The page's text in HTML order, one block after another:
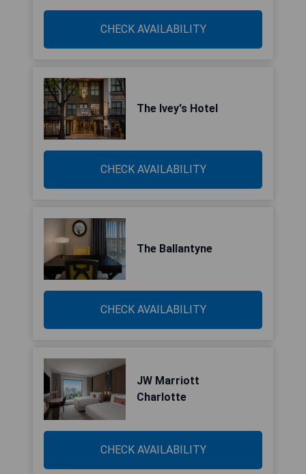
CHECK AVAILABILITY
The Ivey's Hotel
CHECK AVAILABILITY
The Ballantyne
CHECK AVAILABILITY
JW Marriott
Charlotte
CHECK AVAILABILITY